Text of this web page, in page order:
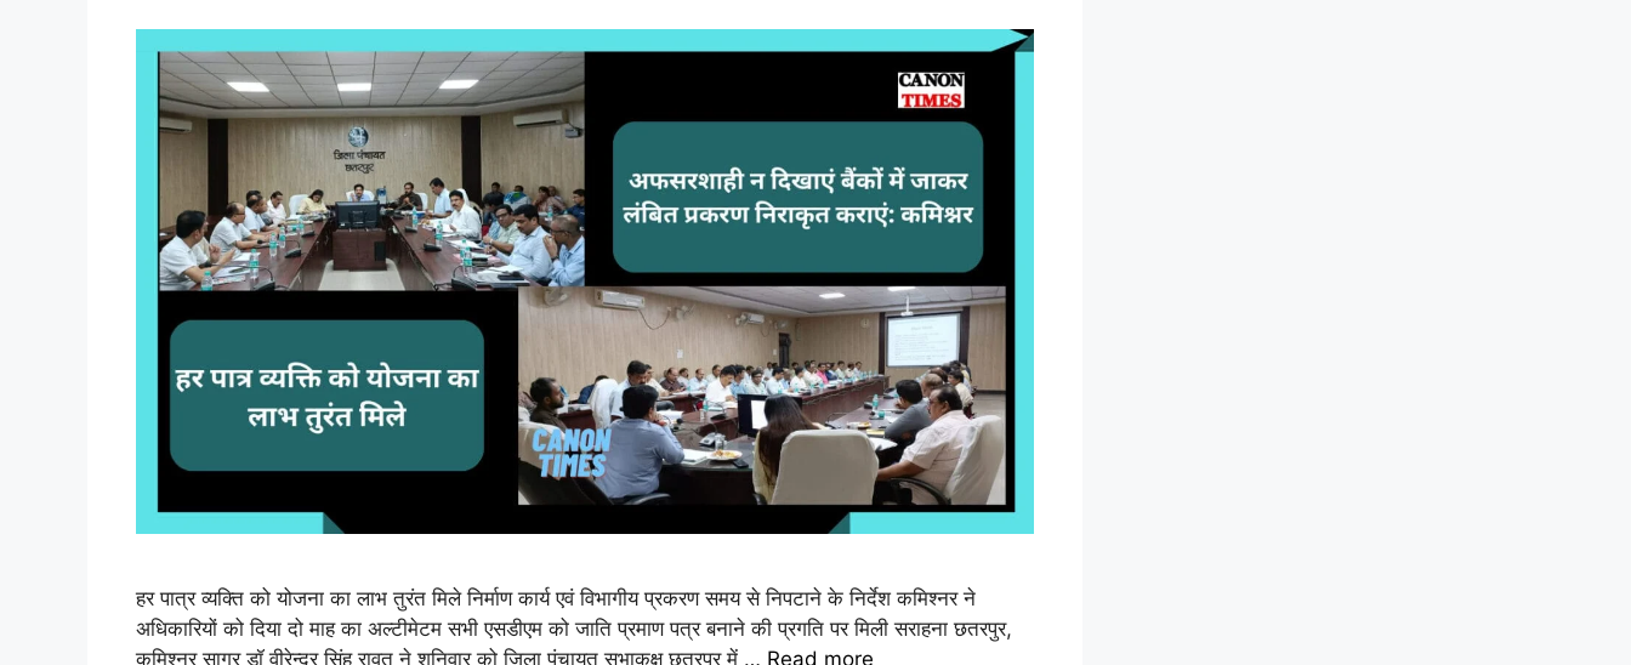
हर पात्र व्यक्ति को योजना का लाभ तुरंत मिले निर्माण कार्य एवं विभागीय प्रकरण समय से निपटाने के निर्देश कमिश्नर ने
अधिकारियों को दिया दो माह का अल्टीमेटम सभी एसडीएम को जाति प्रमाण पत्र बनाने की प्रगति पर मिली सराहना छतरपुर,
कमिश्नर सागर डॉ वीरेन्द्र सिंह रावत ने शनिवार को जिला पंचायत सभाकक्ष छतरपुर में … Read more